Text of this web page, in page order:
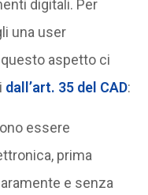
digitali. Per
una user
aspetto ci
dall’art. 35 del CAD:
essere
prima
e senza